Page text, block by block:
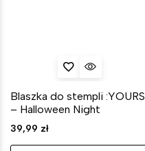
Blaszka do stempli :YOURS
– Halloween Night
39,99 zł